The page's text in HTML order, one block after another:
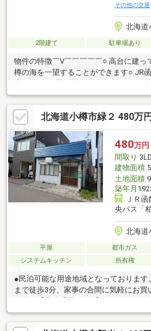
その他の交通
北海道
2階建て 駐車場あり
物件の特徴￣V￣￣￣￣￣○ 高台に建っ
樽の海を一望することができます○ JR
利用も可能です ライフインフォメー
￣￣￣￣￣○ 奥沢小学校（徒歩17分）/
入船公園（徒歩17分）○ スーパーアー
ローソン小樽奥沢店（徒歩13分）
北海道小樽市緑２ 480万
480万円
間取り
建物面積
土地面積
築年月
ＪＲ
央バス「
北海道
平屋 都市ガス
システムキッチン
所有権
●民泊可能な用途地域となっておりま
まで徒歩3分、家事の合間に気軽にお買
応できます。スーパー 徒歩10分以内、
ン、ＬＤＫ１５畳以上、前道６ｍ以上